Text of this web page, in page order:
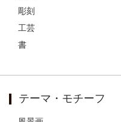
彫刻
工芸
書
テーマ・モチーフ